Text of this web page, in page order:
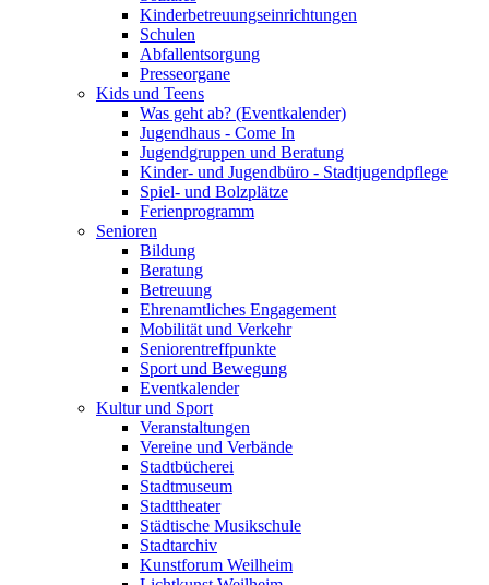
Kinderbetreuungseinrichtungen
Schulen
Abfallentsorgung
Presseorgane
Kids und Teens
Was geht ab? (Eventkalender)
Jugendhaus - Come In
Jugendgruppen und Beratung
Kinder- und Jugendbüro - Stadtjugendpflege
Spiel- und Bolzplätze
Ferienprogramm
Senioren
Bildung
Beratung
Betreuung
Ehrenamtliches Engagement
Mobilität und Verkehr
Seniorentreffpunkte
Sport und Bewegung
Eventkalender
Kultur und Sport
Veranstaltungen
Vereine und Verbände
Stadtbücherei
Stadtmuseum
Stadttheater
Städtische Musikschule
Stadtarchiv
Kunstforum Weilheim